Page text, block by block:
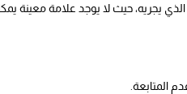
يجريه، حيث لا يوجد علامة معينة
المتابعة.